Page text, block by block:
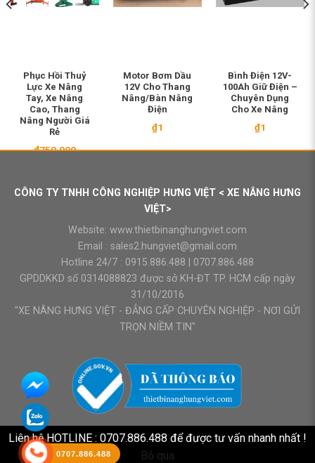
Phục Hồi Thuỷ
Lực Xe Nâng
Tay, Xe Nâng
Cao, Thang
Nâng Người Giá
Rẻ
₫750.000
Motor Bơm Dầu
12V Cho Thang
Nâng/Bàn Nâng
Điện
₫1
Bình Điện 12V-
100Ah Giữ Điện –
Chuyên Dụng
Cho Xe Nâng
₫1
CÔNG TY TNHH CÔNG NGHIỆP HƯNG VIỆT < XE NÂNG HƯNG
VIỆT>
Website: www.thietbinanghungviet.com
Email : sales2.hungviet@gmail.com
Hotline 24/7 : 0915.886.488
0707.886.488
GPDDKKD số 0314088823 được sở KH-ĐT TP. HCM cấp ngày
31/10/2016
"XE NÂNG HƯNG VIỆT - ĐẲNG CẤP CHUYÊN NGHIỆP - NƠI GỬI
TRỌN NIỀM TIN"
Liên hệ HOTLINE : 0707.886.488 để được tư vấn nhanh nhất !
Bỏ qua
0707.886.488